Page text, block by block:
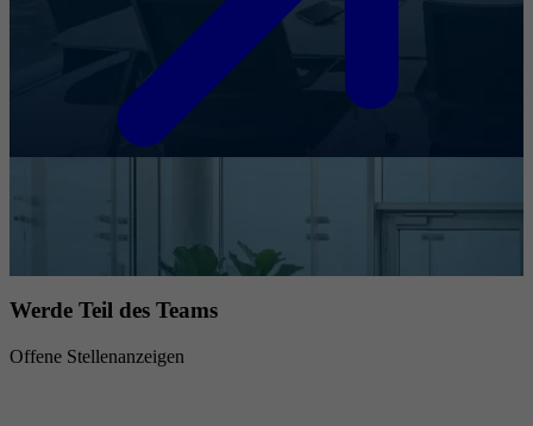
Werde Teil des Teams
Offene Stellenanzeigen